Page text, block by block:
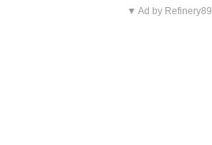
▼ Ad by Refinery89